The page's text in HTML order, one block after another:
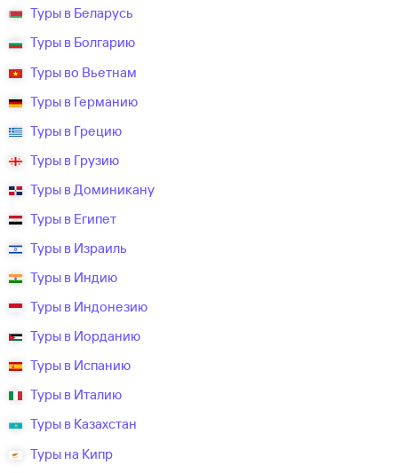
Туры в Беларусь
Туры в Болгарию
Туры во Вьетнам
Туры в Германию
Туры в Грецию
Туры в Грузию
Туры в Доминикану
Туры в Египет
Туры в Израиль
Туры в Индию
Туры в Индонезию
Туры в Иорданию
Туры в Испанию
Туры в Италию
Туры в Казахстан
Туры на Кипр